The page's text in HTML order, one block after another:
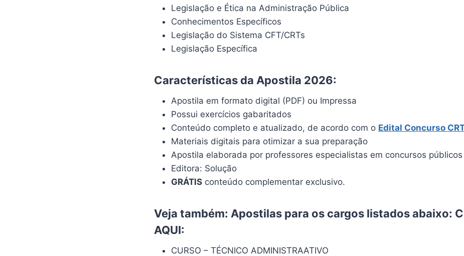
Legislação e Ética na Administração Pública
Conhecimentos Específicos
Legislação do Sistema CFT/CRTs
Legislação Específica
Características da Apostila 2026:
Apostila em formato digital (PDF) ou Impressa
Possui exercícios gabaritados
Conteúdo completo e atualizado, de acordo com o Edital Concurso
Materiais digitais para otimizar a sua preparação
Apostila elaborada por professores especialistas em concursos públicos
Editora: Solução
GRÁTIS conteúdo complementar exclusivo.
Veja também: Apostilas para os cargos listados abaixo:
AQUI:
CURSO – TÉCNICO ADMINISTRAATIVO